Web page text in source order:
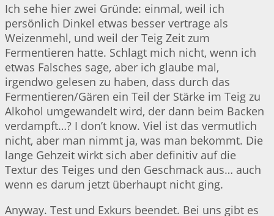
Ich sehe hier zwei Gründe: einmal, weil ich
persönlich Dinkel etwas besser vertrage als
Weizenmehl, und weil der Teig Zeit zum
Fermentieren hatte. Schlagt mich nicht, wenn ich
etwas Falsches sage, aber ich glaube mal,
irgendwo gelesen zu haben, dass durch das
Fermentieren/Gären ein Teil der Stärke im Teig zu
Alkohol umgewandelt wird, der dann beim Backen
verdampft…? I don’t know. Viel ist das vermutlich
nicht, aber man nimmt ja, was man bekommt. Die
lange Gehzeit wirkt sich aber definitiv auf die
Textur des Teiges und den Geschmack aus… auch
wenn es darum jetzt überhaupt nicht ging.
Anyway. Test und Exkurs beendet. Bei uns gibt es